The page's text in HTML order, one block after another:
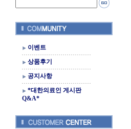
이벤트
상품후기
공지사항
*대한의료인 게시판
Q&A*